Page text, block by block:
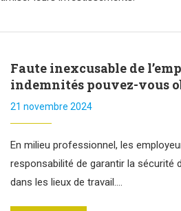
Faute inexcusable de
indemnités pouvez-vous
21 novembre 2024
En milieu professionnel, les
responsabilité de garantir la sécurité
dans les lieux de travail.…